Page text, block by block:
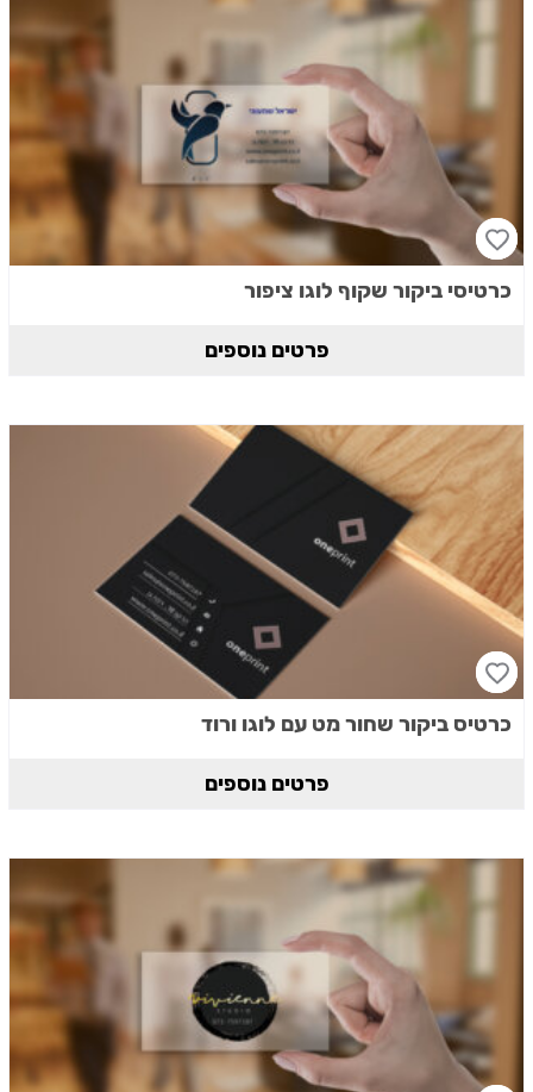
כרטיסי ביקור שקוף לוגו ציפור
פרטים נוספים
כרטיס ביקור שחור מט עם לוגו ורוד
פרטים נוספים